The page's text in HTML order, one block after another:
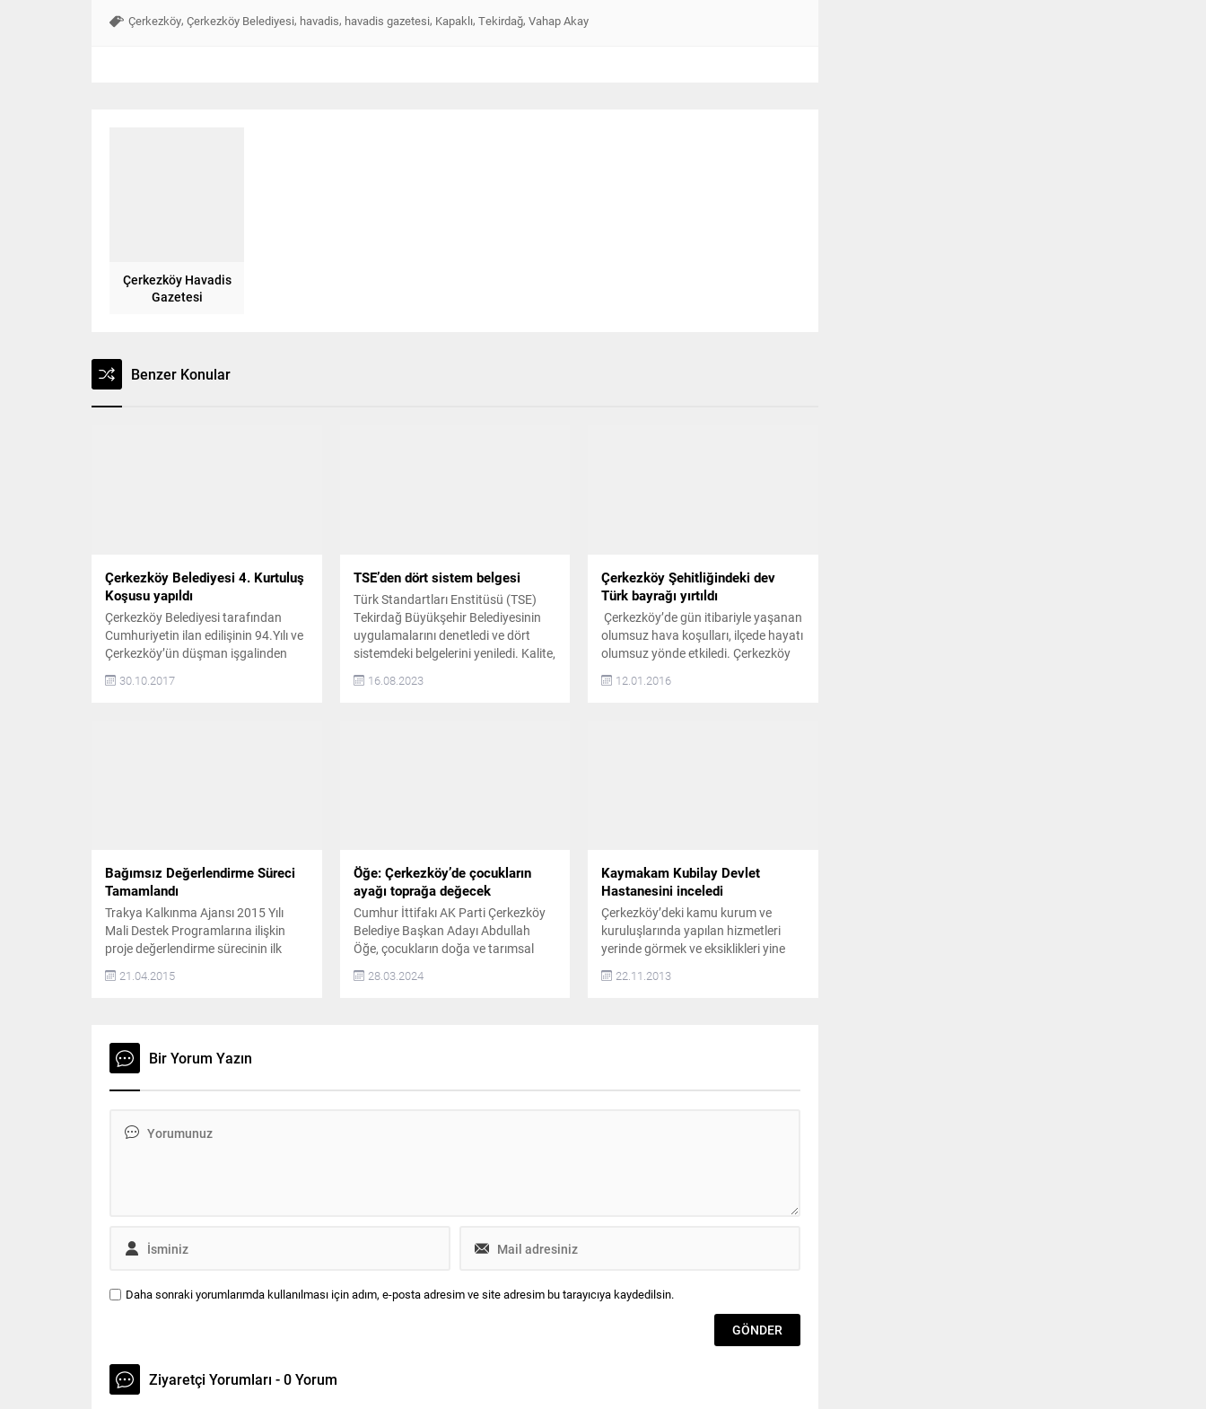
Çerkezköy, Çerkezköy Belediyesi, havadis, havadis gazetesi, Kapaklı, Tekirdağ, Vahap Akay
Çerkezköy Havadis
Gazetesi
Benzer Konular
Çerkezköy Belediyesi 4. Kurtuluş
Koşusu yapıldı
Çerkezköy Belediyesi tarafından
Cumhuriyetin ilan edilişinin 94.Yılı ve
Çerkezköy’ün düşman işgalinden
kurtuluşunun 95. Yılı nedeni ile
düzenlenen 4. Geleneksel Kurtuluş
30.10.2017
TSE’den dört sistem belgesi
Türk Standartları Enstitüsü (TSE)
Tekirdağ Büyükşehir Belediyesinin
uygulamalarını denetledi ve dört
sistemdeki belgelerini yeniledi. Kalite,
Vatandaş Memnuniyeti, Çevre ve İş
Sağlığı Güvenliği Yönetim Sistemleri
16.08.2023
Çerkezköy Şehitliğindeki dev
Türk bayrağı yırtıldı
Çerkezköy’de gün itibariyle yaşanan
olumsuz hava koşulları, ilçede hayatı
olumsuz yönde etkiledi. Çerkezköy
şehitliğinde yer alan dev Türk
bayrağı fırtınanın etkisiyle hasar
12.01.2016
Bağımsız Değerlendirme Süreci
Tamamlandı
Trakya Kalkınma Ajansı 2015 Yılı
Mali Destek Programlarına ilişkin
proje değerlendirme sürecinin ilk
ayağı olan bağımsız değerlendirme
süreci tamamlandı. 20 Mart 2015
sahiplerine ait projelerin
değerlendirme aşamasına geçildi.
Trakya Kalkınma Ajansı 2015 Yılı
TR21...
21.04.2015
Öğe: Çerkezköy’de çocukların
ayağı toprağa değecek
Cumhur İttifakı AK Parti Çerkezköy
Belediye Başkan Adayı Abdullah
Öğe, çocukların doğa ve tarımsal
faaliyetlerden uzak büyümelerini
önlemek ve üretime katkı
olumsuzluktan paylarını alıyor.
28.03.2024
Kaymakam Kubilay Devlet
Hastanesini inceledi
Çerkezköy’deki kamu kurum ve
kuruluşlarında yapılan hizmetleri
yerinde görmek ve eksiklikleri yine
yerinde tespit etmek amacıyla
ziyaretlerde bulunan Kaymakam
hizmetleri yerinde görmek ve
22.11.2013
Bir Yorum Yazın
Daha sonraki yorumlarımda kullanılması için adım, e-posta adresim ve site adresim bu tarayıcıya kaydedilsin.
Ziyaretçi Yorumları - 0 Yorum